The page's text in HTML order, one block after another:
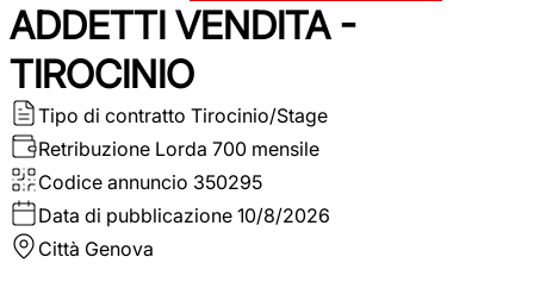
ADDETTI VENDITA -
TIROCINIO
Tipo di contratto Tirocinio/Stage
Retribuzione Lorda 700 mensile
Codice annuncio 350295
Data di pubblicazione 10/8/2026
Città Genova